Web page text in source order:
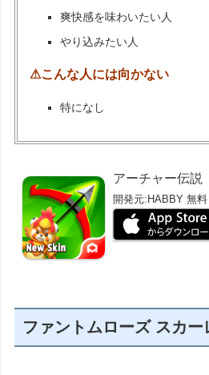
爽快感を味わいたい人
やり込みたい人
⚠こんな人には向かない
特になし
アーチャー伝説
開発元: HABBY 無料
ファントムローズ スカ